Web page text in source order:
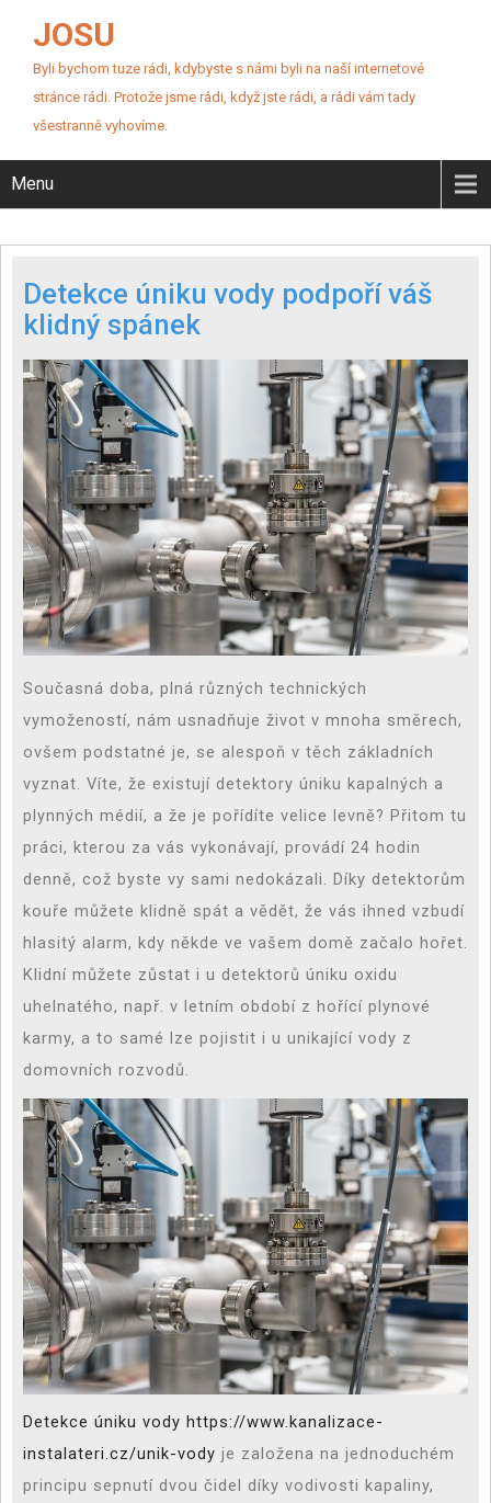
JOSU
Byli bychom tuze rádi, kdybyste s námi byli na naší internetové
stránce rádi. Protože jsme rádi, když jste rádi, a rádi vám tady
všestranně vyhovíme.
Menu
Detekce úniku vody podpoří váš
klidný spánek
Současná doba, plná různých technických
vymožeností, nám usnadňuje život v mnoha směrech,
ovšem podstatné je, se alespoň v těch základních
vyznat. Víte, že existují detektory úniku kapalných a
plynných médií, a že je pořídíte velice levně? Přitom tu
práci, kterou za vás vykonávají, provádí 24 hodin
denně, což byste vy sami nedokázali. Díky detektorům
kouře můžete klidně spát a vědět, že vás ihned vzbudí
hlasitý alarm, kdy někde ve vašem domě začalo hořet.
Klidní můžete zůstat i u detektorů úniku oxidu
uhelnatého, např. v letním období z hořící plynové
karmy, a to samé lze pojistit i u unikající vody z
domovních rozvodů.
Detekce úniku vody https://www.kanalizace-
instalateri.cz/unik-vody je založena na jednoduchém
principu sepnutí dvou čidel díky vodivosti kapaliny,